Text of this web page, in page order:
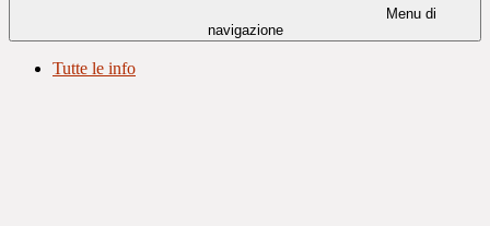
Menu di
navigazione
Tutte le info